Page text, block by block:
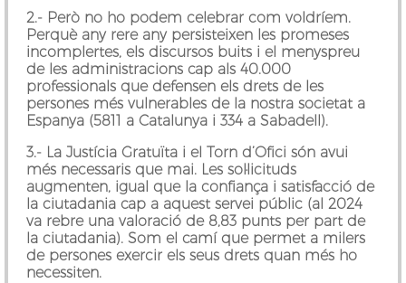
2.- Però no ho podem celebrar com voldríem.
Perquè any rere any persisteixen les promeses
incomplertes, els discursos buits i el menyspreu
de les administracions cap als 40.000
professionals que defensen els drets de les
persones més vulnerables de la nostra societat a
Espanya (5811 a Catalunya i 334 a Sabadell).
3.- La Justícia Gratuïta i el Torn d’Ofici són avui
més necessaris que mai. Les sol·licituds
augmenten, igual que la confiança i satisfacció de
la ciutadania cap a aquest servei públic (al 2024
va rebre una valoració de 8,83 punts per part de
la ciutadania). Som el camí que permet a milers
de persones exercir els seus drets quan més ho
necessiten.